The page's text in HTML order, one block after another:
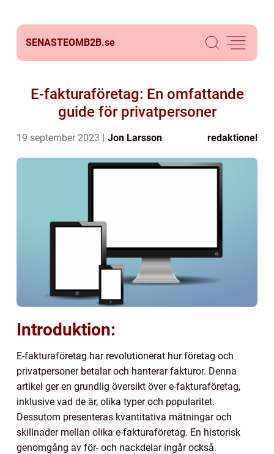
SENASTEOMB2B.se
E-fakturaföretag: En omfattande
guide för privatpersoner
19 september 2023 Jon Larsson redaktionel
Introduktion:
E-fakturaföretag har revolutionerat hur företag och
privatpersoner betalar och hanterar fakturor. Denna
artikel ger en grundlig översikt över e-fakturaföretag,
inklusive vad de är, olika typer och popularitet.
Dessutom presenteras kvantitativa mätningar och
skillnader mellan olika e-fakturaföretag. En historisk
genomgång av för- och nackdelar ingår också.